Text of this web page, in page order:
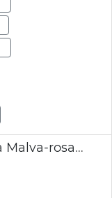
Mejora iluminación pública Malva-rosa, Torrefiel y El Cabanyal